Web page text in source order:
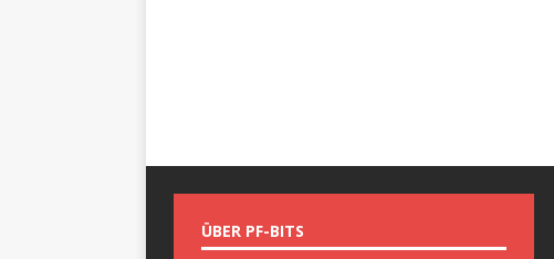
ÜBER PF-BITS